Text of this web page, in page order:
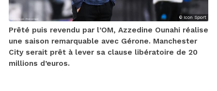
© Icon Sport
Prêté puis revendu par l’OM, Azzedine Ounahi réalise
une saison remarquable avec Gérone. Manchester
City serait prêt à lever sa clause libératoire de 20
millions d’euros.